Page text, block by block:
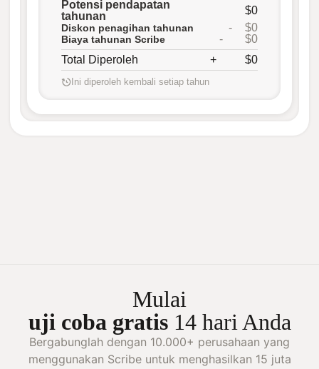
Potensi pendapatan
tahunan
$0
Diskon penagihan tahunan - $0
Biaya tahunan Scribe -
$0
Total Diperoleh
+ $0
Ini diperoleh kembali setiap tahun
Mulai
uji coba gratis14 hari Anda
Bergabunglah dengan 10.000+ perusahaan yang
menggunakan Scribe untuk menghasilkan 15 juta